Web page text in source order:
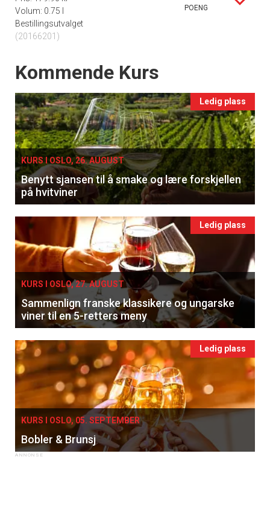
Volum: 0.75 l
Bestillingsutvalget
(20166201)
POENG
Events
Kommende Kurs
Ledig plass
KURS I OSLO, 26. AUGUST
Benytt sjansen til å smake og lære forskjellen
på hvitviner
Ledig plass
KURS I OSLO, 27. AUGUST
Sammenlign franske klassikere og ungarske
viner til en 5-retters meny
Ledig plass
KURS I OSLO, 05. SEPTEMBER
Bobler & Brunsj